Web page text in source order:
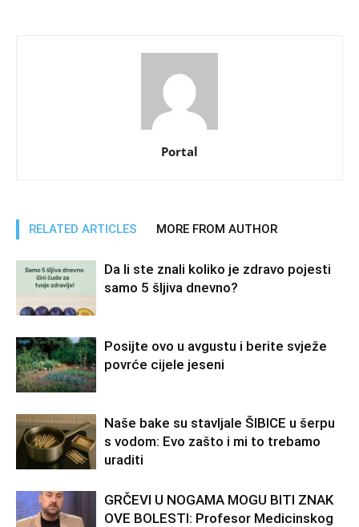
Portal
RELATED ARTICLES MORE FROM AUTHOR
Da li ste znali koliko je zdravo pojesti
samo 5 šljiva dnevno?
Posijte ovo u avgustu i berite svježe
povrće cijele jeseni
Naše bake su stavljale ŠIBICE u šerpu
s vodom: Evo zašto i mi to trebamo
uraditi
GRČEVI U NOGAMA MOGU BITI ZNAK
OVE BOLESTI: Profesor Medicinskog